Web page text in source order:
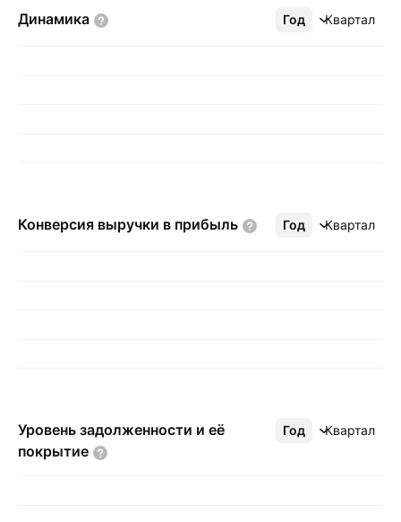
Динамика Год Квартал
Ещё
Конверсия выручки в прибыль Год Квартал
Ещё
Уровень задолженности и её
покрытие
Год Квартал
Ещё